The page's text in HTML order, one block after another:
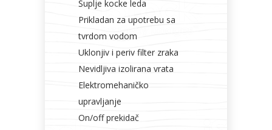
Šuplje kocke leda
Prikladan za upotrebu sa
tvrdom vodom
Uklonjiv i periv filter zraka
Nevidljiva izolirana vrata
Elektromehaničko
upravljanje
On/off prekidač